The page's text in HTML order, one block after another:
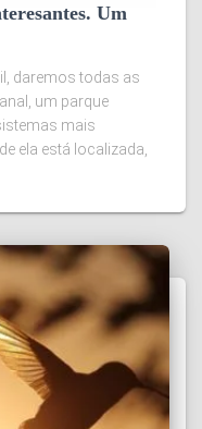
Um
daremos todas as
um parque
mais
ela está localizada,